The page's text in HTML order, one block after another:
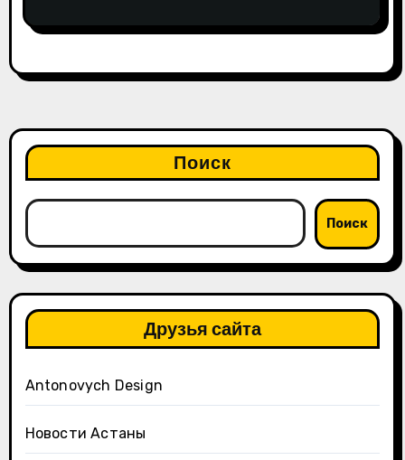
Поиск
Поиск
Друзья сайта
Antonovych Design
Новости Астаны